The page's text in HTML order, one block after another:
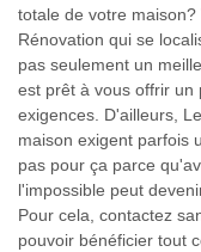
totale de votre
Rénovation qui se
pas seulement un
est prêt à vous offrir un
exigences. D'ailleurs,
maison exigent parfois
pas pour ça parce
l'impossible peut
Pour cela, contactez
pouvoir bénéficier tout